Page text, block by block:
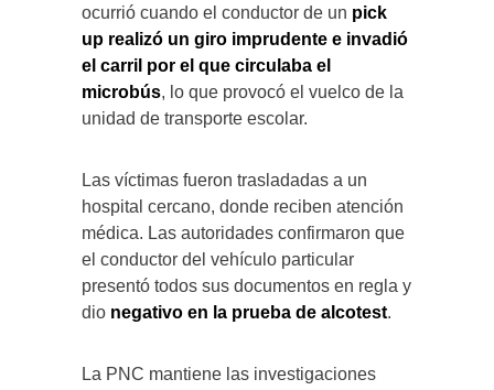
ocurrió cuando el conductor de un pick
up realizó un giro imprudente e invadió
el carril por el que circulaba el
microbús, lo que provocó el vuelco de la
unidad de transporte escolar.
Las víctimas fueron trasladadas a un
hospital cercano, donde reciben atención
médica. Las autoridades confirmaron que
el conductor del vehículo particular
presentó todos sus documentos en regla y
dio negativo en la prueba de alcotest.
La PNC mantiene las investigaciones